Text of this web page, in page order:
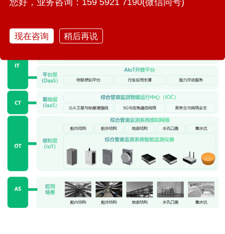
5. 决策支持：地下综合管廊监测系统为管理人员提供了丰富
现在咨询 稍后再说